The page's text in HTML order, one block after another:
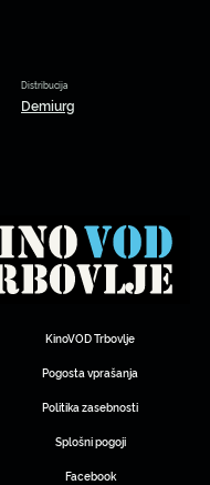
Distribucija
Demiurg
KinoVOD Trbovlje
Pogosta vprašanja
Politika zasebnosti
Splošni pogoji
Facebook